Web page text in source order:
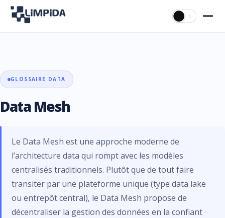
☾
GLOSSAIRE DATA
Data Mesh
Le Data Mesh est une approche moderne de
l’architecture data qui rompt avec les modèles
centralisés traditionnels. Plutôt que de tout faire
transiter par une plateforme unique (type data lake
ou entrepôt central), le Data Mesh propose de
décentraliser la gestion des données en la confiant